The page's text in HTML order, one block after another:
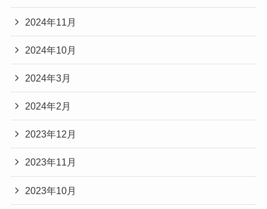
2024年11月
2024年10月
2024年3月
2024年2月
2023年12月
2023年11月
2023年10月